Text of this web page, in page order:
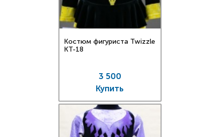
Костюм фигуриста Twizzle
КT-18
3 500
Купить